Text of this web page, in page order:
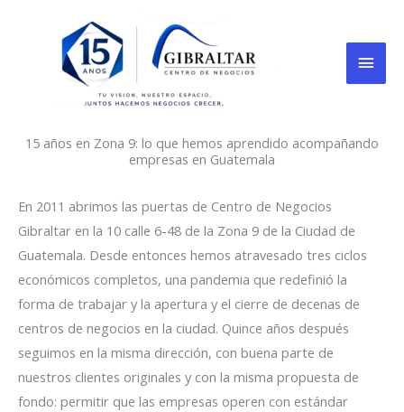
15 años en Zona 9: lo que hemos aprendido acompañando
empresas en Guatemala
En 2011 abrimos las puertas de Centro de Negocios
Gibraltar en la 10 calle 6-48 de la Zona 9 de la Ciudad de
Guatemala. Desde entonces hemos atravesado tres ciclos
económicos completos, una pandemia que redefinió la
forma de trabajar y la apertura y el cierre de decenas de
centros de negocios en la ciudad. Quince años después
seguimos en la misma dirección, con buena parte de
nuestros clientes originales y con la misma propuesta de
fondo: permitir que las empresas operen con estándar